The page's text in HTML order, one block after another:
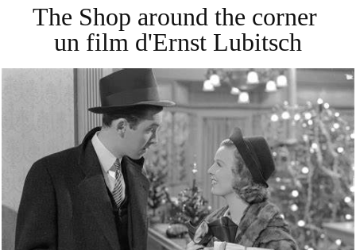
The Shop around the corner
un film d'Ernst Lubitsch